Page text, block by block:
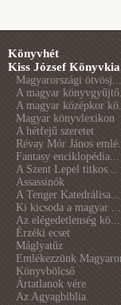
Könyvhét
Kiss József
Magyarországi ötvösj...
A magyar
A magyar középkor
Magyar könyvlexikon
A hétfejű szeretet
Révay Mór János
Fantasy enciklopédia...
A Szent Lepel titkos...
Assassinók
A Tenger Katedrálisa...
Ki kicsoda a magyar ...
Az elégedetlenség kö...
Érzéki ecset
Máglyatűz
Emlékezzünk
Könyvbölcső
Ártatlanok vére
Az Agyagbiblia